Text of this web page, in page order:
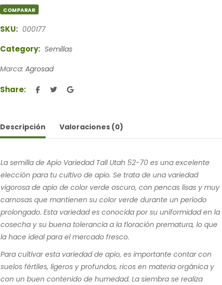
COMPARAR
SKU: 000177
Category: Semillas
Marca: Agrosad
Share:
Descripción Valoraciones (0)
La semilla de Apio Variedad Tall Utah 52-70 es una excelente
elección para tu cultivo de apio. Se trata de una variedad
vigorosa de apio de color verde oscuro, con pencas lisas y muy
carnosas que mantienen su color verde durante un período
prolongado. Esta variedad es conocida por su uniformidad en la
cosecha y su buena tolerancia a la floración prematura, lo que
la hace ideal para el mercado fresco.
Para cultivar esta variedad de apio, es importante contar con
suelos fértiles, ligeros y profundos, ricos en materia orgánica y
con un buen contenido de humedad. La siembra se realiza